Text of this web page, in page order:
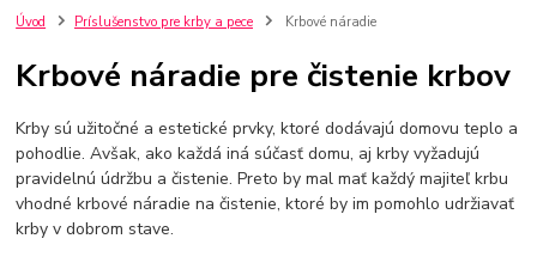
Úvod Príslušenstvo pre krby a pece Krbové náradie
Krbové náradie pre čistenie krbov
Krby sú užitočné a estetické prvky, ktoré dodávajú domovu teplo a
pohodlie. Avšak, ako každá iná súčasť domu, aj krby vyžadujú
pravidelnú údržbu a čistenie. Preto by mal mať každý majiteľ krbu
vhodné krbové náradie na čistenie, ktoré by im pomohlo udržiavať
krby v dobrom stave.